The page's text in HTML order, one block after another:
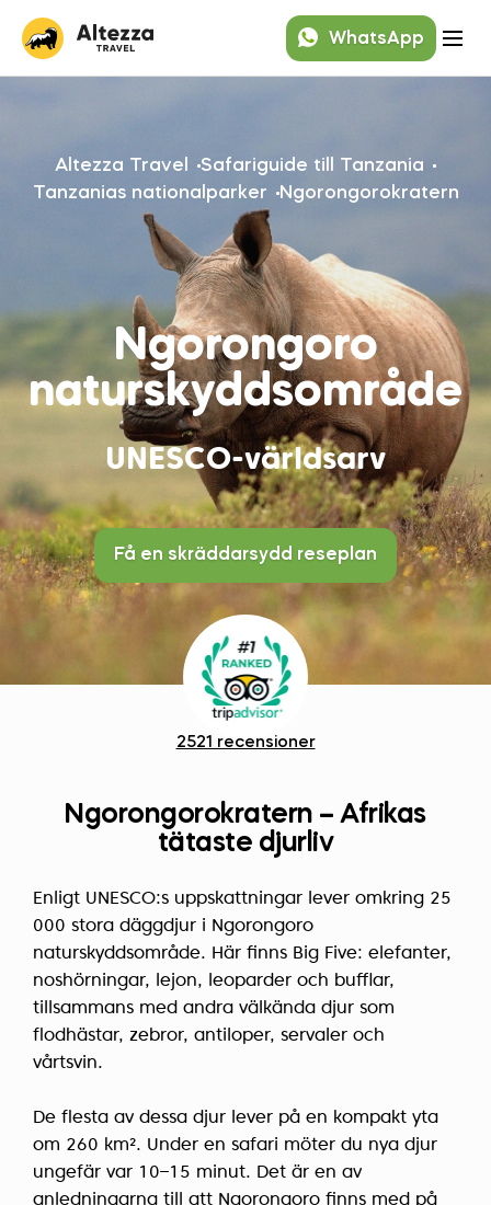
WhatsApp
Altezza Travel
Safariguide till Tanzania
Tanzanias nationalparker
Ngorongorokratern
Ngorongoro
naturskyddsområde
UNESCO-världsarv
Få en skräddarsydd reseplan
2521 recensioner
Ngorongorokratern – Afrikas
tätaste djurliv
Enligt UNESCO:s uppskattningar lever omkring 25
000 stora däggdjur i Ngorongoro
naturskyddsområde. Här finns Big Five: elefanter,
noshörningar, lejon, leoparder och bufflar,
tillsammans med andra välkända djur som
flodhästar, zebror, antiloper, servaler och
vårtsvin.
De flesta av dessa djur lever på en kompakt yta
om 260 km². Under en safari möter du nya djur
ungefär var 10–15 minut. Det är en av
anledningarna till att Ngorongoro finns med på